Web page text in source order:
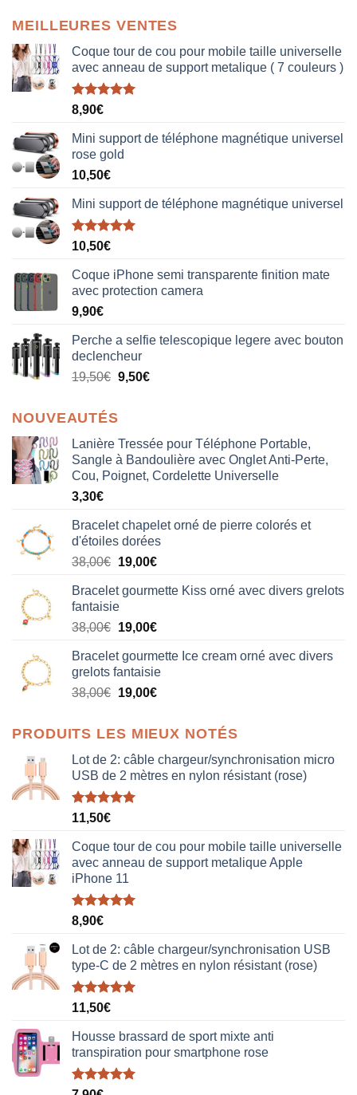
MEILLEURES VENTES
Coque tour de cou pour mobile taille universelle
avec anneau de support metalique ( 7 couleurs )
Note5.00
8,90€
Mini support de téléphone magnétique universel
rose gold
10,50€
Mini support de téléphone magnétique universel
Note5.00
10,50€
Coque iPhone semi transparente finition mate
avec protection camera
9,90€
Perche a selfie telescopique legere avec bouton
declencheur
19,50€ 9,50€
NOUVEAUTÉS
Lanière Tressée pour Téléphone Portable,
Sangle à Bandoulière avec Onglet Anti-Perte,
Cou, Poignet, Cordelette Universelle
3,30€
Bracelet chapelet orné de pierre colorés et
d'étoiles dorées
38,00€ Le
initial
était :
38,00€.
19,00€Le
actuel
19,00€.
Bracelet gourmette Kiss orné avec divers grelots
fantaisie
38,00€ Le
initial
était :
38,00€.
19,00€Le
actuel
est :
19,00€.
Bracelet gourmette Ice cream orné avec divers
grelots fantaisie
38,00€ Le
était :
38,00€.
19,00€Le
est :
19,00€.
PRODUITS LES MIEUX NOTÉS
Lot de 2: câble chargeur/synchronisation micro
USB de 2 mètres en nylon résistant (rose)
Note5.00
11,50€
Coque tour de cou pour mobile taille universelle
avec anneau de support metalique Apple
iPhone 11
Note5.00
8,90€
Lot de 2: câble chargeur/synchronisation USB
type-C de 2 mètres en nylon résistant (rose)
Note5.00
11,50€
Housse brassard de sport mixte anti
transpiration pour smartphone rose